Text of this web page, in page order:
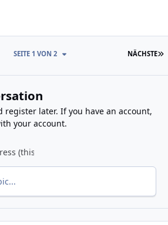
NÄCHSTE
SEITE 1 VON 2
register later. If you have an account,
your account.